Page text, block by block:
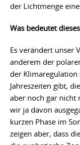
der Lichtmenge
Was bedeutet
Es verändert unser
anderem der
der Klimaregulation
Jahreszeiten gibt,
aber noch gar nicht
wir ja davon
kurzen Phase im
zeigen aber, dass